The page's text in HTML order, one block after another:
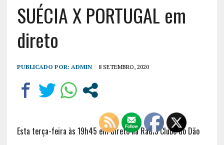
SUÉCIA X PORTUGAL em
direto
PUBLICADO POR: ADMIN 8 SETEMBRO, 2020
Esta terça-feira às 19h45 em direto na Rádio Clube do Dão